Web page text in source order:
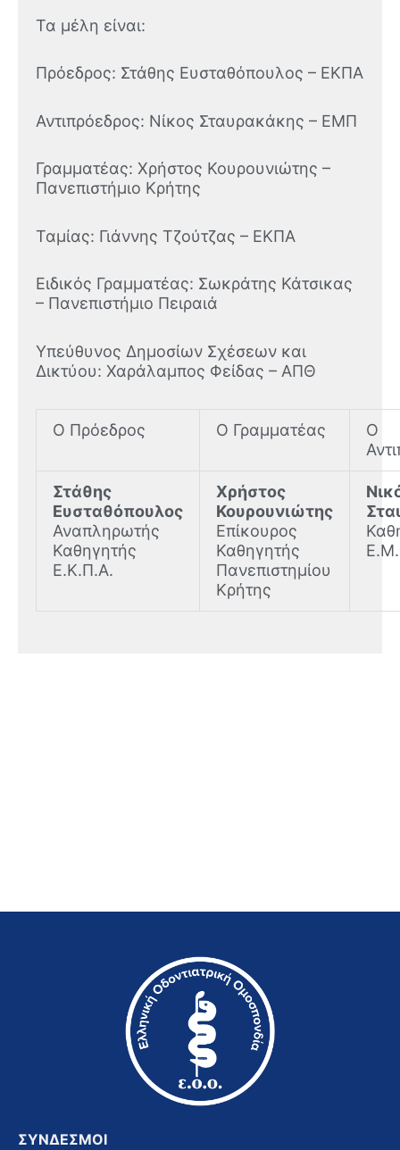
Τα μέλη είναι:
Πρόεδρος: Στάθης Ευσταθόπουλος – ΕΚΠΑ
Αντιπρόεδρος: Νίκος Σταυρακάκης – ΕΜΠ
Γραμματέας: Χρήστος Κουρουνιώτης –
Πανεπιστήμιο Κρήτης
Ταμίας: Γιάννης Τζούτζας – ΕΚΠΑ
Ειδικός Γραμματέας: Σωκράτης Κάτσικας
– Πανεπιστήμιο Πειραιά
Υπεύθυνος Δημοσίων Σχέσεων και
Δικτύου: Χαράλαμπος Φείδας – ΑΠΘ
Ο Πρόεδρος Ο Γραμματέας
Ο
Στάθης
Ευσταθόπουλος
Αναπληρωτής
Καθηγητής
Ε.Κ.Π.Α.
Χρήστος
Κουρουνιώτης
Επίκουρος
Καθηγητής
Πανεπιστημίου
Κρήτης
ΣΥΝΔΕΣΜΟΙ